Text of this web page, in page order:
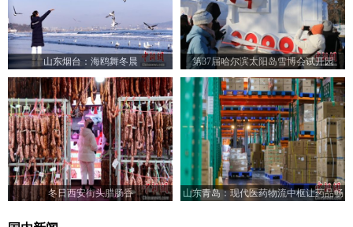
山东烟台：海鸥舞冬晨 第37届哈尔滨太阳岛雪博会试开园
冬日西安街头腊肠香
山东青岛：现代医药物流中枢让药品畅